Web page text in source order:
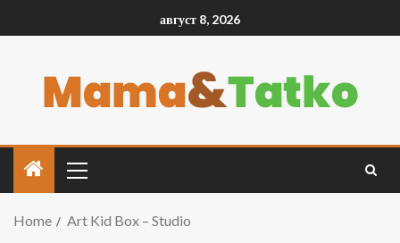
август 8, 2026
Home Art Kid Box – Studio